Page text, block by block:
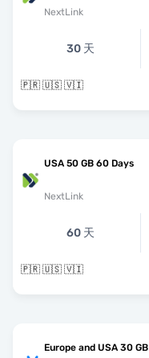
NextLink
30 天
🇵🇷 🇺🇸 🇻🇮
USA 50 GB 60 Days
NextLink
60 天
🇵🇷 🇺🇸 🇻🇮
Europe and USA 30 GB